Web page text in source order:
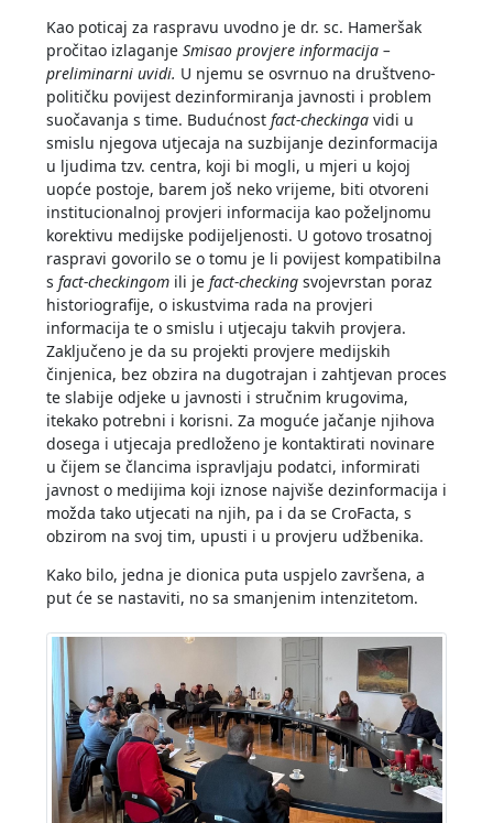
Kao poticaj za raspravu uvodno je dr. sc. Hameršak
pročitao izlaganje Smisao provjere informacija –
preliminarni uvidi. U njemu se osvrnuo na društveno-
političku povijest dezinformiranja javnosti i problem
suočavanja s time. Budućnost fact-checkinga vidi u
smislu njegova utjecaja na suzbijanje dezinformacija
u ljudima tzv. centra, koji bi mogli, u mjeri u kojoj
uopće postoje, barem još neko vrijeme, biti otvoreni
institucionalnoj provjeri informacija kao poželjnomu
korektivu medijske podijeljenosti. U gotovo trosatnoj
raspravi govorilo se o tomu je li povijest kompatibilna
s fact-checkingom ili je fact-checking svojevrstan poraz
historiografije, o iskustvima rada na provjeri
informacija te o smislu i utjecaju takvih provjera.
Zaključeno je da su projekti provjere medijskih
činjenica, bez obzira na dugotrajan i zahtjevan proces
te slabije odjeke u javnosti i stručnim krugovima,
itekako potrebni i korisni. Za moguće jačanje njihova
dosega i utjecaja predloženo je kontaktirati novinare
u čijem se člancima ispravljaju podatci, informirati
javnost o medijima koji iznose najviše dezinformacija i
možda tako utjecati na njih, pa i da se CroFacta, s
obzirom na svoj tim, upusti i u provjeru udžbenika.
Kako bilo, jedna je dionica puta uspjelo završena, a
put će se nastaviti, no sa smanjenim intenzitetom.